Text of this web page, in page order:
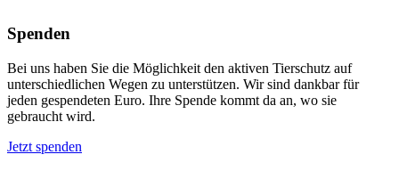
Spenden
Bei uns haben Sie die Möglichkeit den aktiven Tierschutz auf
unterschiedlichen Wegen zu unterstützen. Wir sind dankbar für
jeden gespendeten Euro. Ihre Spende kommt da an, wo sie
gebraucht wird.
Jetzt spenden